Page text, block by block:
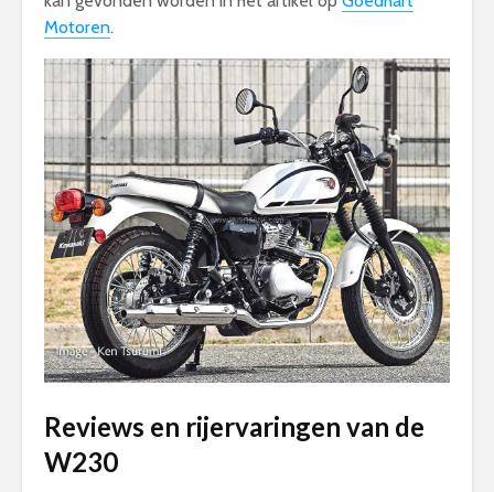
Motoren.
Reviews en rijervaringen van de
W230